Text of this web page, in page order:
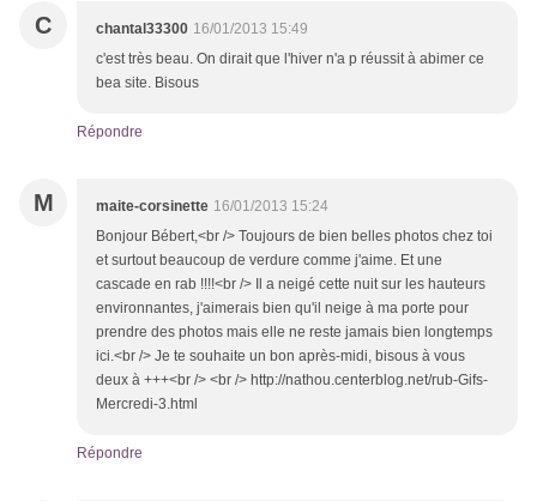
C chantal33300 16/01/2013 15:49
c'est très beau. On dirait que l'hiver n'a p réussit à abimer ce
bea site. Bisous
Répondre
M maite-corsinette 16/01/2013 15:24
Bonjour Bébert,<br /> Toujours de bien belles photos chez toi
et surtout beaucoup de verdure comme j'aime. Et une
cascade en rab !!!!<br /> Il a neigé cette nuit sur les hauteurs
environnantes, j'aimerais bien qu'il neige à ma porte pour
prendre des photos mais elle ne reste jamais bien longtemps
ici.<br /> Je te souhaite un bon après-midi, bisous à vous
deux à +++<br /> <br /> http://nathou.centerblog.net/rub-Gifs-
Mercredi-3.html
Répondre